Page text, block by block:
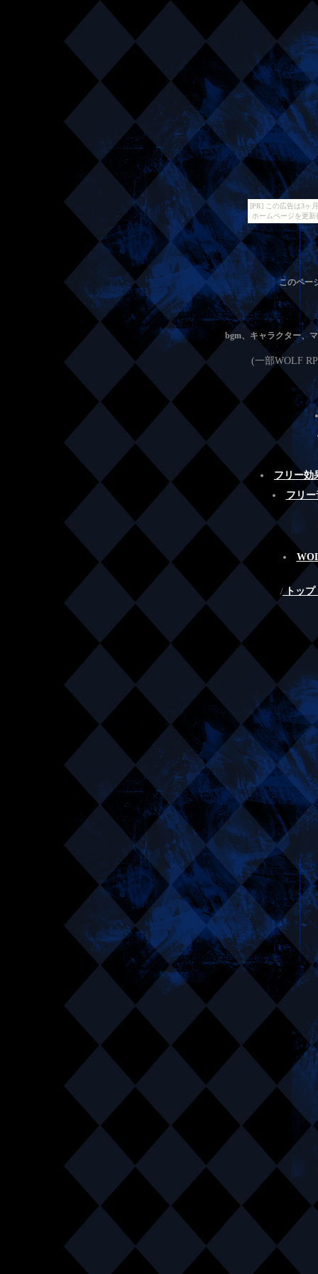
[PR] この広告は3ヶ
ホームページを更
このペー
bgm、キャラクター、
(一部WOLF
フリー効
フリ
/トップ